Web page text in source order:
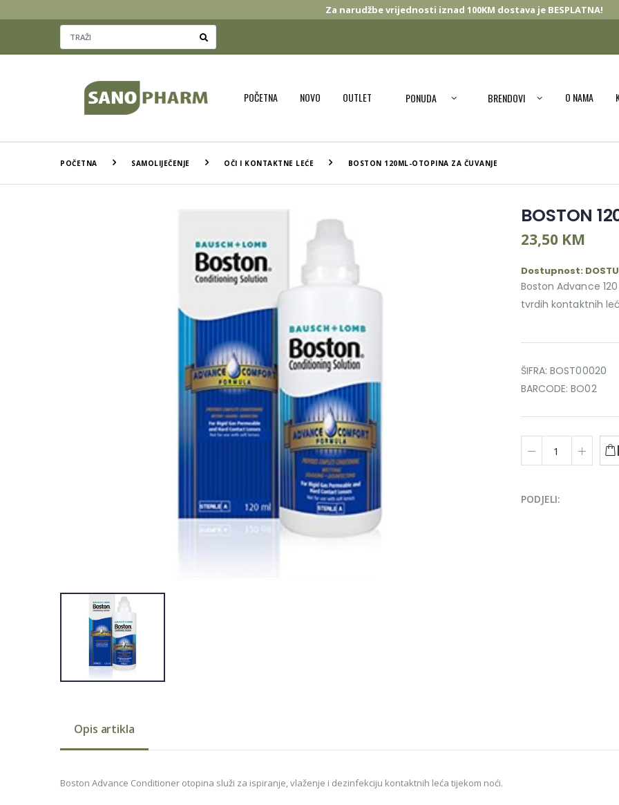
Za narudžbe vrijednosti iznad 100KM dostava je BESPLATNA!
POČETNA NOVO OUTLET PONUDA BRENDOVI O NAMA
POČETNA SAMOLIJEČENJE OČI I KONTAKTNE LEĆE BOSTON 120ML-OTOPINA ZA ČUVANJE
BOSTON
23,50 KM
Dostupnost:
Boston Advance
tvrdih kontaktnih
ŠIFRA: BOST00020
BARCODE: BO02
PODJELI:
Opis artikla
Boston Advance Conditioner otopina služi za ispiranje, vlaženje i dezinfekciju kontaktnih leća tijekom noći.